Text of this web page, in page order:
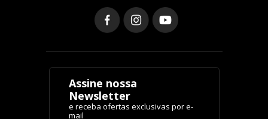
Assine nossa
Newsletter